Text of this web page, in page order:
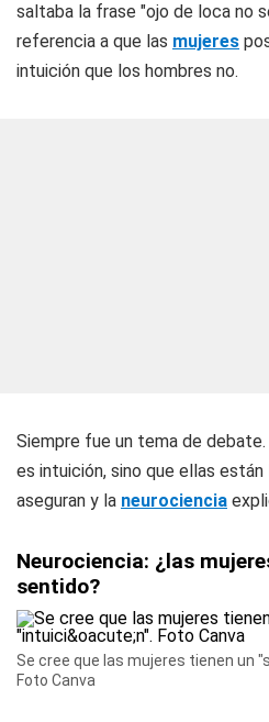
saltaba la frase "ojo de loca no
referencia a que las mujeres
intuición que los hombres no.
Siempre fue un tema de
es intuición, sino que ellas están
aseguran y la neurociencia
Neurociencia: ¿las
sentido?
Se cree que las mujeres tienen un
Foto Canva